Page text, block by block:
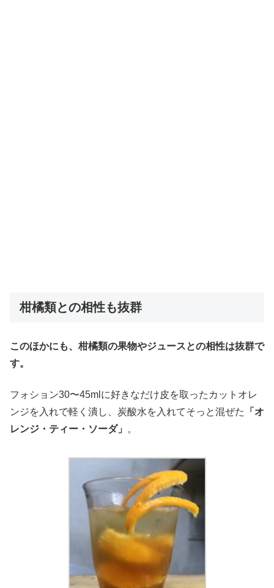
柑橘類との相性も抜群
このほかにも、柑橘類の果物やジュースとの相性は抜群で
す。
フォション30〜45mlに好きなだけ皮を取ったカットオレ
ンジを入れで軽く潰し、炭酸水を入れてそっと混ぜた
「オ
レンジ・ティー・ソーダ」
。